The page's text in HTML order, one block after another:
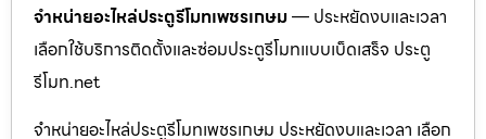
จำหน่ายอะไหล่ประตูรีโมทเพชรเกษม— ประหยัดงบและเวลา
เลือกใช้บริการติดตั้งและซ่อมประตูรีโมทแบบเบ็ดเสร็จ ประตู
รีโมท.net
จำหน่ายอะไหล่ประตูรีโมทเพชรเกษม ประหยัดงบและเวลา เลือก